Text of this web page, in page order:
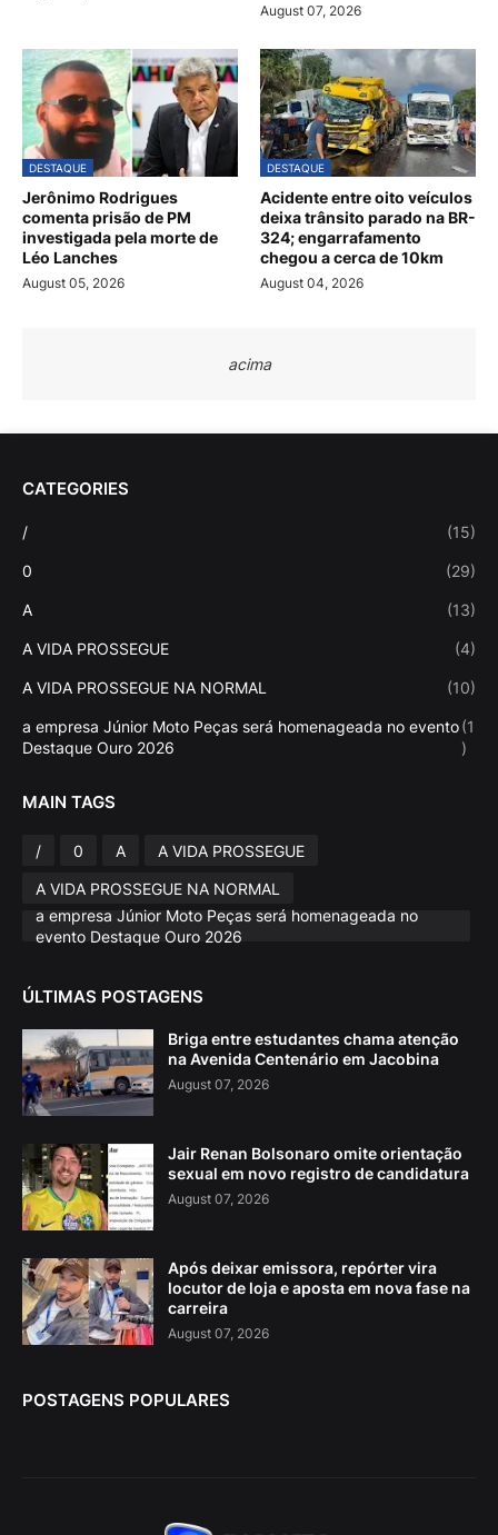
August 07, 2026
DESTAQUE
Jerônimo Rodrigues
comenta prisão de PM
investigada pela morte de
Léo Lanches
August 05, 2026
DESTAQUE
Acidente entre oito veículos
deixa trânsito parado na BR-
324; engarrafamento
chegou a cerca de 10km
August 04, 2026
acima
CATEGORIES
/ (15)
0 (29)
A (13)
A VIDA PROSSEGUE (4)
A VIDA PROSSEGUE NA NORMAL (10)
a empresa Júnior Moto Peças será homenageada no evento
Destaque Ouro 2026
(1
)
MAIN TAGS
/ 0 A
A VIDA PROSSEGUE
A VIDA PROSSEGUE NA NORMAL
a empresa Júnior Moto Peças será homenageada no
evento Destaque Ouro 2026
ÚLTIMAS POSTAGENS
Briga entre estudantes chama atenção
na Avenida Centenário em Jacobina
August 07, 2026
Jair Renan Bolsonaro omite orientação
sexual em novo registro de candidatura
August 07, 2026
Após deixar emissora, repórter vira
locutor de loja e aposta em nova fase na
carreira
August 07, 2026
POSTAGENS POPULARES